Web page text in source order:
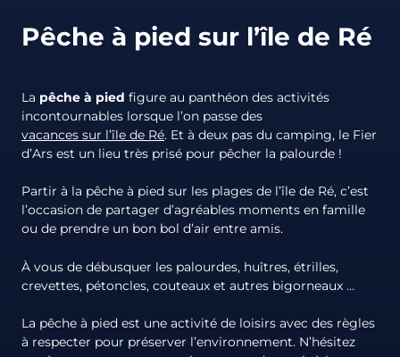
Pêche à pied sur l’île de Ré
La pêche à pied figure au panthéon des activités
incontournables lorsque l’on passe des
vacances sur l’île de Ré. Et à deux pas du camping, le Fier
d’Ars est un lieu très prisé pour pêcher la palourde !
Partir à la pêche à pied sur les plages de l’île de Ré, c’est
l’occasion de partager d’agréables moments en famille
ou de prendre un bon bol d’air entre amis.
À vous de débusquer les palourdes, huîtres, étrilles,
crevettes, pétoncles, couteaux et autres bigorneaux …
La pêche à pied est une activité de loisirs avec des règles
à respecter pour préserver l’environnement. N’hésitez